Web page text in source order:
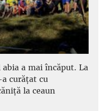
a mai încăput. La
curățat cu
la ceaun